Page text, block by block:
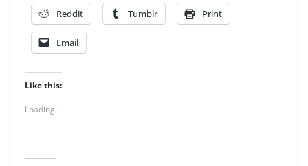
Reddit Tumblr Print
Email
Like this:
Loading...